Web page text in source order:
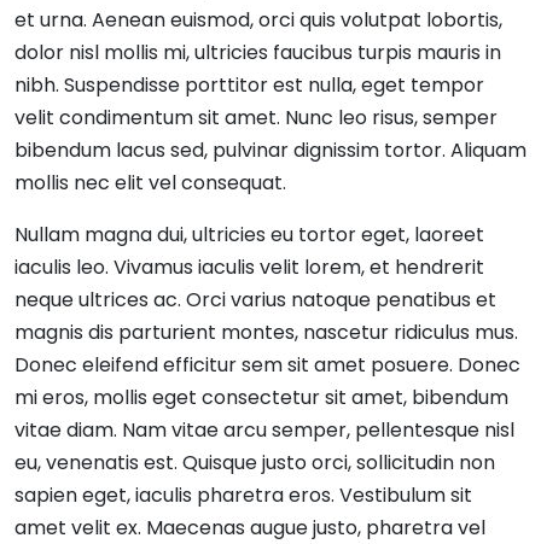
et urna. Aenean euismod, orci quis volutpat lobortis,
dolor nisl mollis mi, ultricies faucibus turpis mauris in
nibh. Suspendisse porttitor est nulla, eget tempor
velit condimentum sit amet. Nunc leo risus, semper
bibendum lacus sed, pulvinar dignissim tortor. Aliquam
mollis nec elit vel consequat.
Nullam magna dui, ultricies eu tortor eget, laoreet
iaculis leo. Vivamus iaculis velit lorem, et hendrerit
neque ultrices ac. Orci varius natoque penatibus et
magnis dis parturient montes, nascetur ridiculus mus.
Donec eleifend efficitur sem sit amet posuere. Donec
mi eros, mollis eget consectetur sit amet, bibendum
vitae diam. Nam vitae arcu semper, pellentesque nisl
eu, venenatis est. Quisque justo orci, sollicitudin non
sapien eget, iaculis pharetra eros. Vestibulum sit
amet velit ex. Maecenas augue justo, pharetra vel